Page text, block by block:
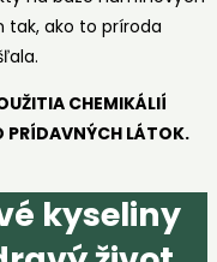
tak, ako to príroda
CHEMIKÁLIÍ
PRÍDAVNÝCH LÁTOK.
kyseliny